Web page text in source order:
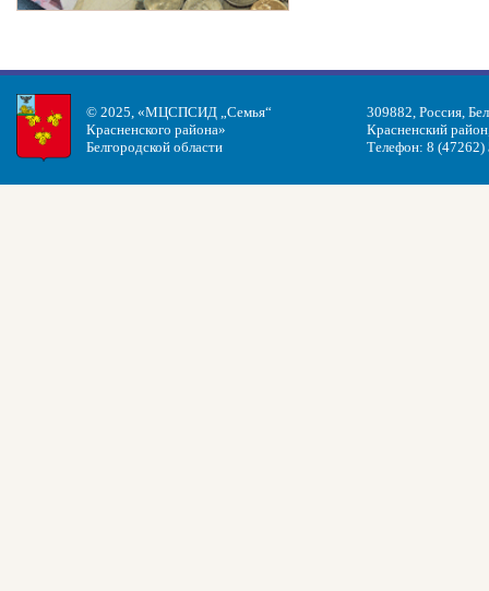
© 2025, «МЦСПСИД „Семья“
Красненского района»
Белгородской области
309882, Россия,
Красненский
Телефон: 8 (47262)